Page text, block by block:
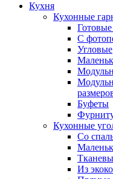
Кухня
Кухонные
С
Угловые
Буфеты
Кухонные
Со
Из